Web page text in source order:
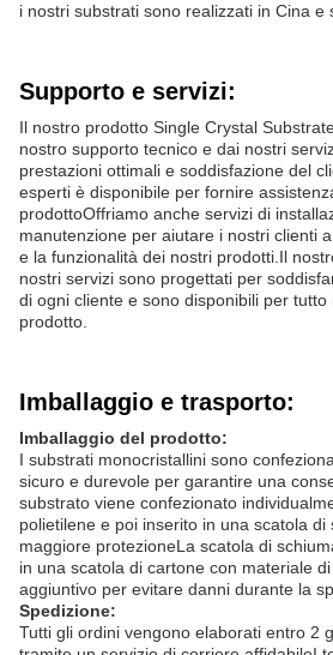
i nostri substrati sono realizzati in Cina e
Supporto e servizi:
Il nostro prodotto Single Crystal
nostro supporto tecnico e dai nostri
prestazioni ottimali e soddisfazione del
esperti è disponibile per fornire
prodottoOffriamo anche servizi di
manutenzione per aiutare i nostri clienti
e la funzionalità dei nostri prodotti.Il
nostri servizi sono progettati per
di ogni cliente e sono disponibili per tutto
prodotto.
Imballaggio e trasporto:
Imballaggio del prodotto:
I substrati monocristallini sono
sicuro e durevole per garantire una
substrato viene confezionato
polietilene e poi inserito in una scatola di
maggiore protezioneLa scatola di
in una scatola di cartone con materiale
aggiuntivo per evitare danni durante la
Spedizione:
Tutti gli ordini vengono elaborati entro 2